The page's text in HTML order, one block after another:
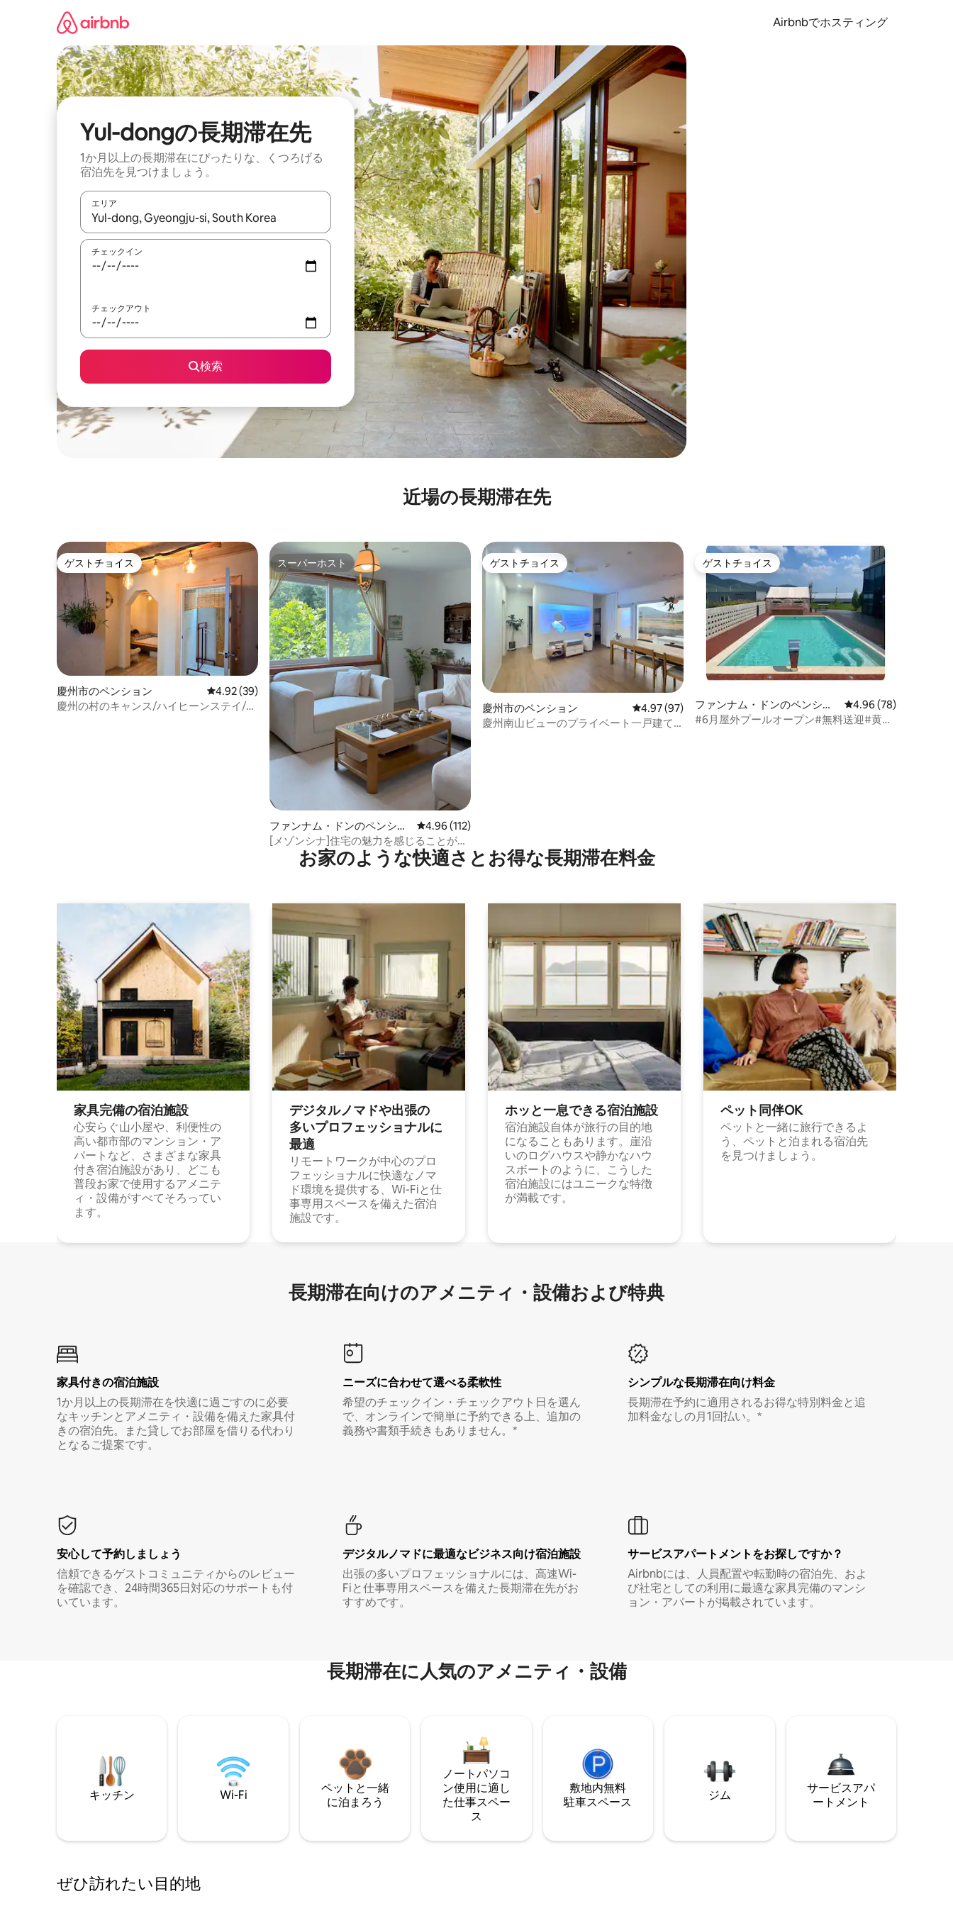
Airbnbでホスティング
Yul-dongの長期滞在先
1か月以上の長期滞在にぴったりな、くつろげる
宿泊先を見つけましょう。
エリア
検索結果が表示されたら、上下の矢印キーを使って移動するか、画面をタッチまたはスワイプして検索結果を確認することができます。
チェックイン
チェックアウト
検索
近場の長期滞在先
ゲストチョイス
ゲストチョイス
慶州市のペンション レビュー39件、5つ星中4.92つ星の平均評価
4.92 (39)
慶州の村のキャンス/ハイヒーンステイ/室
スーパーホスト
スーパーホスト
ファンナム・ドンのペンショ
ン
レビュー112件、5つ星中4.96つ星の平均評価
4.96 (112)
[メゾンシナ]住宅の魅力を感じることがで
きる居心地の良い貸切宿泊施設
ゲストチョイス
ゲストチョイス
慶州市のペンション レビュー97件、5つ星中4.97つ星の平均評価
4.97 (97)
慶州南山ビューのプライベート一戸建て
ゲストチョイス
ゲストチョイス
ファンナム・ドンのペンショ
ン
レビュー78件、5つ星
4.96 (78)
#6月屋外プールオープン#無料送迎#黄李
お家のような快⁠適⁠さ⁠とお⁠得⁠な長⁠期⁠滞⁠在料⁠金
家具完備の宿⁠泊⁠施⁠設
心安らぐ山小屋や、利便性の
高い都市部のマンション・ア
パートなど、さまざまな家具
付き宿泊施設があり、どこも
普段お家で使用するアメニテ
ィ・設備がすべてそろってい
ます。
デジタルノマドや出⁠張⁠の
多⁠いプ⁠ロ⁠フ⁠ェ⁠ッ⁠シ⁠ョ⁠ナ⁠ル⁠に
最⁠適
リモートワークが中心のプロ
フェッショナルに快適なノマ
ド環境を提供する、Wi-Fiと仕
事専用スペースを備えた宿泊
施設です。
ホッと一⁠息⁠で⁠き⁠る宿⁠泊施⁠設
宿泊施設自体が旅行の目的地
になることもあります。崖沿
いのログハウスや静かなハウ
スボートのように、こうした
宿泊施設にはユニークな特徴
が満載です。
ペット同⁠伴OK
ペットと一緒に旅行できるよ
う、ペットと泊まれる宿泊先
を見つけましょう。
長期滞在向け⁠のア⁠メ⁠ニ⁠テ⁠ィ⁠・設⁠備⁠および特⁠典
家具付き⁠の宿⁠泊⁠施⁠設
1か月以上の長期滞在を快適に過ごすのに必要
なキッチンとアメニティ・設備を備えた家具付
きの宿泊先。また貸しでお部屋を借りる代わり
となるご提案です。
ニーズに合わせて選べる柔軟性
希望のチェックイン・チェックアウト日を選ん
で、オンラインで簡単に予約できる上、追加の
義務や書類手続きもありません。*
シンプルな長期滞在向け料金
長期滞在予約に適用されるお得な特別料金と追
加料金なしの月1回払い。*
安心して予約しましょう
信頼できるゲストコミュニティからのレビュー
を確認でき、24時間365日対応のサポートも付
いています。
デジタルノマド⁠に最⁠適⁠なビ⁠ジ⁠ネ⁠ス⁠向⁠け宿⁠泊⁠施⁠設
出張の多いプロフェッショナルには、高速Wi-
Fiと仕事専用スペースを備えた長期滞在先がお
すすめです。
サービスアパートメントをお探しですか？
Airbnbには、人員配置や転勤時の宿泊先、およ
び社宅としての利用に最適な家具完備のマンシ
ョン・アパートが掲載されています。
長期滞在に人気のアメニティ・設備
キッチン Wi-Fi
ペットと一緒
に泊まろう
ノートパソコ
ン使用に適し
た仕事スペー
ス
敷地内無料
駐⁠車ス⁠ペ⁠ー⁠ス
ジム
サービスアパ
ートメント
ぜひ訪⁠れ⁠た⁠い目⁠的⁠地